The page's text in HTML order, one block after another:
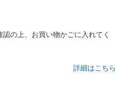
の上、お買い物かごに入れてく
詳細はこちら